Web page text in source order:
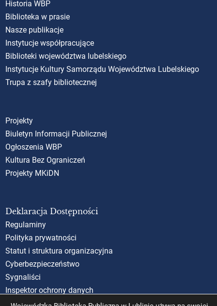
Historia WBP
Biblioteka w prasie
Nasze publikacje
Instytucje współpracujące
Biblioteki województwa lubelskiego
Instytucje Kultury Samorządu Województwa Lubelskiego
Trupa z szafy bibliotecznej
Projekty
Biuletyn Informacji Publicznej
Ogłoszenia WBP
Kultura Bez Ograniczeń
Projekty MKiDN
Deklaracja Dostępności
Regulaminy
Polityka prywatności
Statut i struktura organizacyjna
Cyberbezpieczeństwo
Sygnaliści
Inspektor ochrony danych
Standardy Ochrony Małoletnich (SOM)